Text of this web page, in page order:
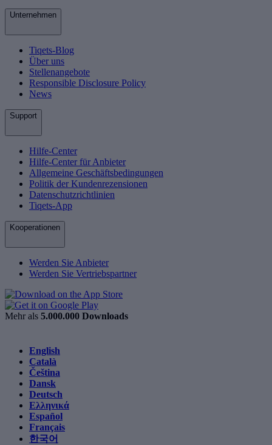
Unternehmen
Tiqets-Blog
Über uns
Stellenangebote
Responsible Disclosure Policy
News
Support
Hilfe-Center
Hilfe-Center für Anbieter
Allgemeine Geschäftsbedingungen
Politik der Kundenrezensionen
Datenschutzrichtlinien
Tiqets-App
Kooperationen
Werden Sie Anbieter
Werden Sie Vertriebspartner
Mehr als 5.000.000 Downloads
English
Català
Čeština
Dansk
Deutsch
Ελληνικά
Español
Français
한국어